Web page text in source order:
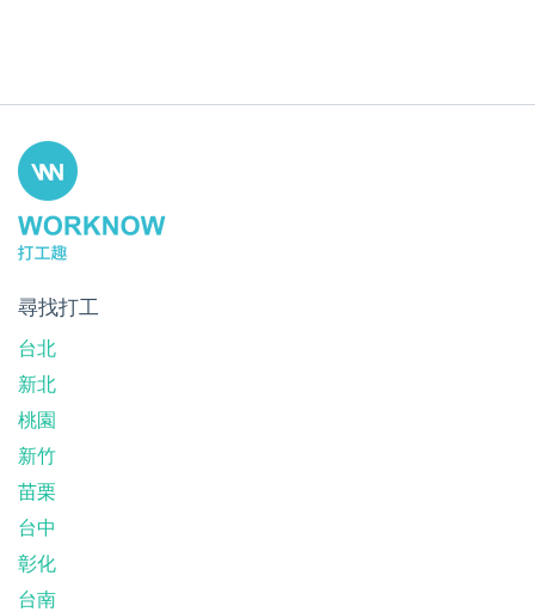
尋找打工
台北
新北
桃園
新竹
苗栗
台中
彰化
台南